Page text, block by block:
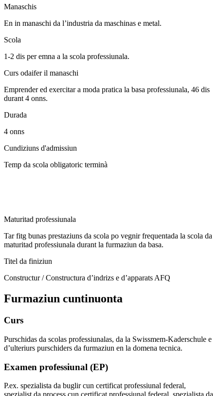
Manaschis
En in manaschi da l’industria da maschinas e metal.
Scola
1-2 dis per emna a la scola professiunala.
Curs odaifer il manaschi
Emprender ed exercitar a moda pratica la basa professiunala, 46 dis
durant 4 onns.
Durada
4 onns
Cundiziuns d'admissiun
Temp da scola obligatoric terminà
Maturitad professiunala
Tar fitg bunas prestaziuns da scola po vegnir frequentada la scola da
maturitad professiunala durant la furmaziun da basa.
Titel da finiziun
Constructur / Constructura d’indrizs e d’apparats AFQ
Furmaziun cuntinuonta
Curs
Purschidas da scolas professiunalas, da la Swissmem-Kaderschule e
d’ulteriurs purschiders da furmaziun en la domena tecnica.
Examen professiunal (EP)
P.ex. spezialista da buglir cun certificat professiunal federal,